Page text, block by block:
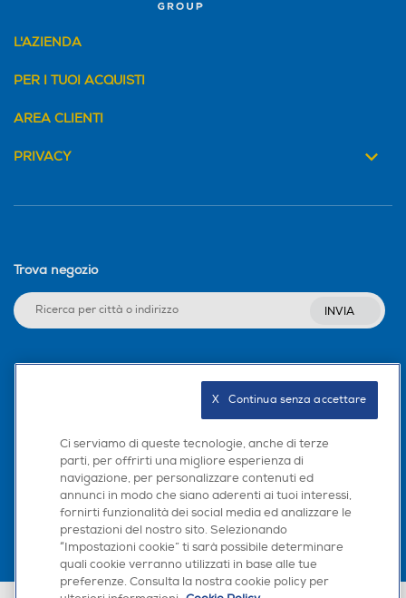
L'AZIENDA
PER I TUOI ACQUISTI
AREA CLIENTI
PRIVACY
Trova negozio
INVIA
Scarica la nostra app
Ci serviamo di queste tecnologie, anche di terze
parti, per offrirti una migliore esperienza di
navigazione, per personalizzare contenuti ed
annunci in modo che siano aderenti ai tuoi interessi,
fornirti funzionalità dei social media ed analizzare le
prestazioni del nostro sito. Selezionando
“Impostazioni cookie” ti sarà possibile determinare
quali cookie verranno utilizzati in base alle tue
preferenze. Consulta la nostra cookie policy per
X   Continua senza accettare